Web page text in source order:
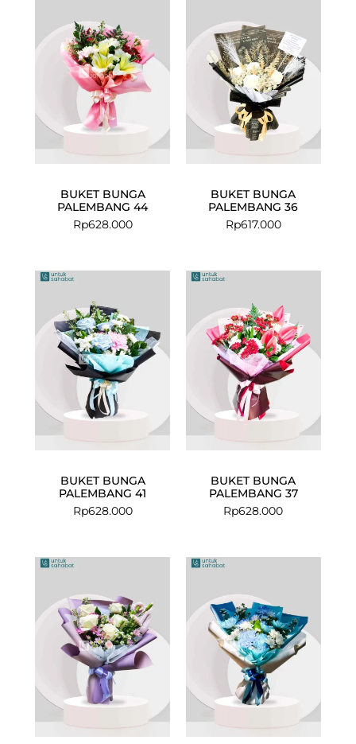
BUKET BUNGA
PALEMBANG 44
Rp628.000
BUKET BUNGA
PALEMBANG 36
Rp617.000
BUKET BUNGA
PALEMBANG 41
Rp628.000
BUKET BUNGA
PALEMBANG 37
Rp628.000